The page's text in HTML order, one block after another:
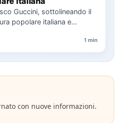
Guccini, sottolineando il
popolare italiana e
1 min
con nuove informazioni.